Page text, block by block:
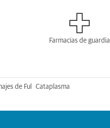
Farmacias de guardia
de Ful Cataplasma